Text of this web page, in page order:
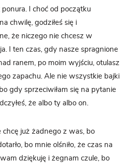
I choć od początku
chwilę, godziłeś się i
że niczego nie chcesz w
I ten czas, gdy nasze spragnione
ranem, po moim wyjściu, otulasz
zapachu. Ale nie wszystkie bajki
gdy sprzeciwiłam się na pytanie
że albo ty albo on.
już żadnego z was, bo
bo mnie olśniło, że czas na
dziękuję i żegnam czule, bo